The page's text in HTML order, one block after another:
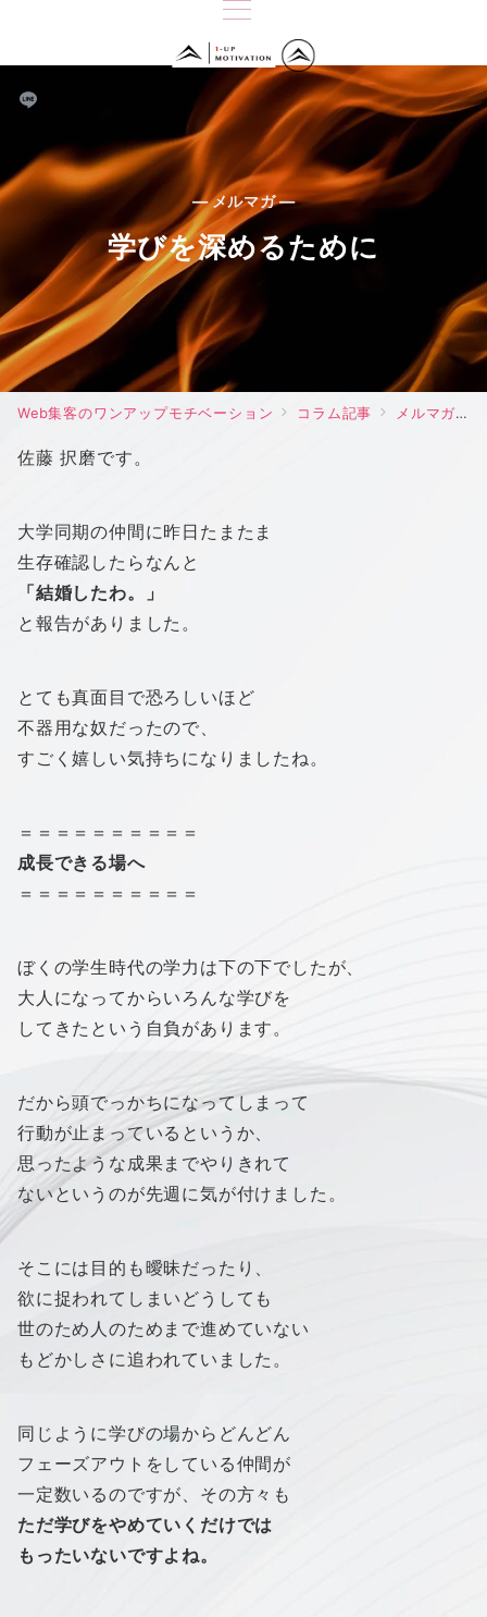
— メルマガ —
学びを深めるために
Web集客のワンアップモチベーション コラム記事 メルマガ
佐藤 択磨です。
大学同期の仲間に昨日たまたま
生存確認したらなんと
「結婚したわ。」
と報告がありました。
とても真面目で恐ろしいほど
不器用な奴だったので、
すごく嬉しい気持ちになりましたね。
＝＝＝＝＝＝＝＝＝＝
成長できる場へ
＝＝＝＝＝＝＝＝＝＝
ぼくの学生時代の学力は下の下でしたが、
大人になってからいろんな学びを
してきたという自負があります。
だから頭でっかちになってしまって
行動が止まっているというか、
思ったような成果までやりきれて
ないというのが先週に気が付けました。
そこには目的も曖昧だったり、
欲に捉われてしまいどうしても
世のため人のためまで進めていない
もどかしさに追われていました。
同じように学びの場からどんどん
フェーズアウトをしている仲間が
一定数いるのですが、その方々も
ただ学びをやめていくだけでは
もったいないですよね。